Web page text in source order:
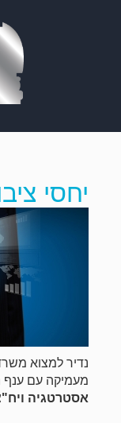
יחסי
נדיר למצוא
מעמיקה עם ענף
אסטרטגיה